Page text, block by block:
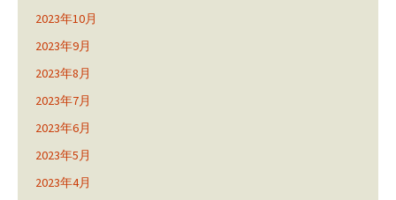
2023年10月
2023年9月
2023年8月
2023年7月
2023年6月
2023年5月
2023年4月